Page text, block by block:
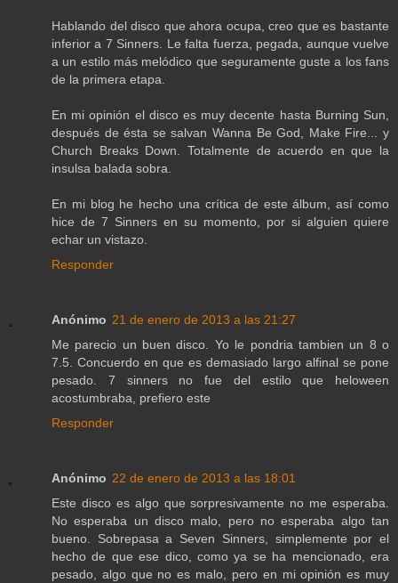
Hablando del disco que ahora ocupa, creo que es bastante
inferior a 7 Sinners. Le falta fuerza, pegada, aunque vuelve
a un estilo más melódico que seguramente guste a los fans
de la primera etapa.
En mi opinión el disco es muy decente hasta Burning Sun,
después de ésta se salvan Wanna Be God, Make Fire... y
Church Breaks Down. Totalmente de acuerdo en que la
insulsa balada sobra.
En mi blog he hecho una crítica de este álbum, así como
hice de 7 Sinners en su momento, por si alguien quiere
echar un vistazo.
Responder
Anónimo 21 de enero de 2013 a las 21:27
Me parecio un buen disco. Yo le pondria tambien un 8 o
7.5. Concuerdo en que es demasiado largo alfinal se pone
pesado. 7 sinners no fue del estilo que heloween
acostumbraba, prefiero este
Responder
Anónimo 22 de enero de 2013 a las 18:01
Este disco es algo que sorpresivamente no me esperaba.
No esperaba un disco malo, pero no esperaba algo tan
bueno. Sobrepasa a Seven Sinners, simplemente por el
hecho de que ese dico, como ya se ha mencionado, era
pesado, algo que no es malo, pero en mi opinión es muy